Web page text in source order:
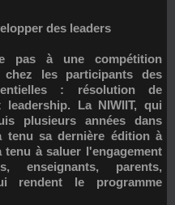
des leaders
pas à une compétition
les participants des
: résolution de
La NIWIIT, qui
plusieurs années dans
tenu sa dernière édition à
à saluer l'engagement
enseignants, parents,
rendent le programme